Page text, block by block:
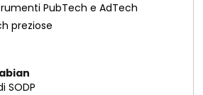
PubTech e AdTech
preziose
SODP